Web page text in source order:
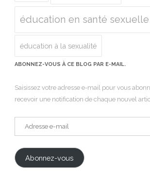
éducation en santé sexuelle
éducation à la sexualité
ABONNEZ-VOUS À CE BLOG PAR E-MAIL.
Saisissez votre adresse e-mail pour vous
recevoir une notification de chaque nouvel
Abonnez-vous